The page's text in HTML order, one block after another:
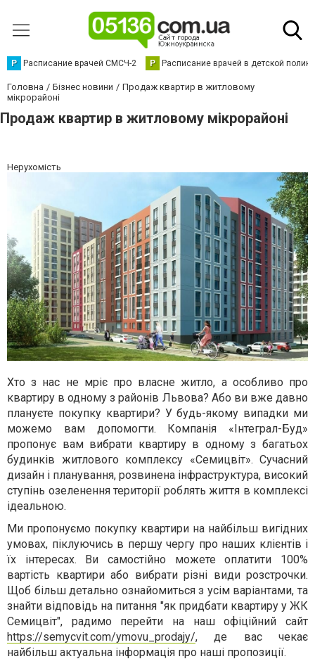
Р Расписание врачей СМСЧ-2 Р Расписание врачей в детской
Головна Бізнес новини
Продаж квартир в житловому
мікрорайоні
Продаж квартир в житловому мікрорайоні
Нерухомість
Хто з нас не мріє про власне житло, а особливо про
квартиру в одному з районів Львова? Або ви вже давно
плануєте покупку квартири? У будь-якому випадки ми
можемо вам допомогти. Компанія «Інтеграл-Буд»
пропонує вам вибрати квартиру в одному з багатьох
будинків житлового комплексу «Семицвіт». Сучасний
дизайн і планування, розвинена інфраструктура, високий
ступінь озеленення території роблять життя в комплексі
ідеальною.
Ми пропонуємо покупку квартири на найбільш вигідних
умовах, піклуючись в першу чергу про наших клієнтів і
їх інтересах. Ви самостійно можете оплатити 100%
вартість квартири або вибрати різні види розстрочки.
Щоб більш детально ознайомиться з усім варіантами, та
знайти відповідь на питання "як придбати квартиру у ЖК
Семицвіт", радимо перейти на наш офіційний сайт
https://semycvit.com/ymovu_prodajy/, де вас чекає
найбільш актуальна інформація про наші пропозиції.